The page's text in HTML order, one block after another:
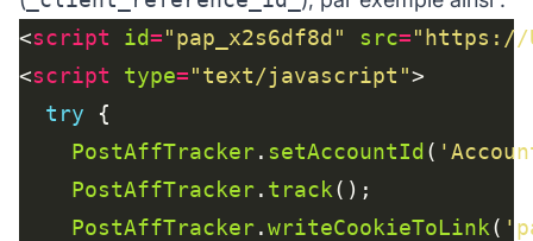
<script id="pap_x2s6df8d" src="https://
<script type="text/javascript"
try
PostAffTracker. setAccountId(
PostAffTracker. track
PostAffTracker.writeCookieToLink(